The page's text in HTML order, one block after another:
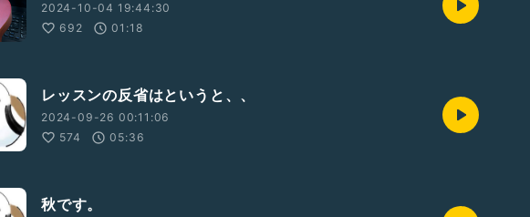
2024-10-04 19:44:30
692
01:18
レッスンの反省はというと、、
2024-09-26 00:11:06
574
05:36
秋です。